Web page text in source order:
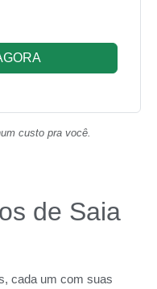
custo pra você.
de Saia
cada um com suas